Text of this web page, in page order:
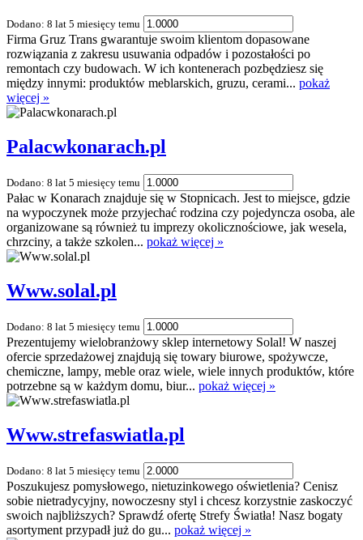
Dodano: 8 lat 5 miesięcy temu
Firma Gruz Trans gwarantuje swoim klientom dopasowane
rozwiązania z zakresu usuwania odpadów i pozostałości po
remontach czy budowach. W ich kontenerach pozbędziesz się
między innymi: produktów meblarskich, gruzu, cerami... pokaż
więcej »
Palacwkonarach.pl
Dodano: 8 lat 5 miesięcy temu
Pałac w Konarach znajduje się w Stopnicach. Jest to miejsce, gdzie
na wypoczynek może przyjechać rodzina czy pojedyncza osoba, ale
organizowane są również tu imprezy okolicznościowe, jak wesela,
chrzciny, a także szkolen... pokaż więcej »
Www.solal.pl
Dodano: 8 lat 5 miesięcy temu
Prezentujemy wielobranżowy sklep internetowy Solal! W naszej
ofercie sprzedażowej znajdują się towary biurowe, spożywcze,
chemiczne, lampy, meble oraz wiele, wiele innych produktów, które
potrzebne są w każdym domu, biur... pokaż więcej »
Www.strefaswiatla.pl
Dodano: 8 lat 5 miesięcy temu
Poszukujesz pomysłowego, nietuzinkowego oświetlenia? Cenisz
sobie nietradycyjny, nowoczesny styl i chcesz korzystnie zaskoczyć
swoich najbliższych? Sprawdź ofertę Strefy Światła! Nasz bogaty
asortyment przypadł już do gu... pokaż więcej »